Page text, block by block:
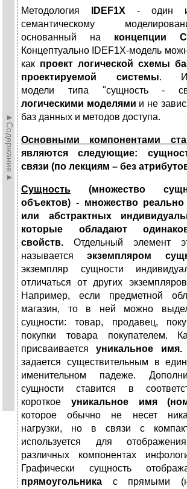
►Содержание►
Методология IDEF1X - один
семантическому
основанный на концепции
Концептуально IDEF1X-модель
как проект логической схемы
проектируемой системы.
модели типа "сущность -
логическими моделями и не
баз данных и методов доступа.
Основными компонентами
являются следующие:
связи (по лекциям – без
Сущность
(множество
объектов) - множество
или абстрактных
которые обладают
свойств. Отдельный элемент
называетсяэкземпляром
экземпляр сущности
отличаться от других
Например, если предметной
магазин, то в ней можно
сущности: товар, продавец,
покупки товара покупателем.
присваиваетсяуникальное
задается существительным в
именительном падеже.
сущности ставится в
короткое уникальное имя
которое обычно не несет
нагрузки, но в связи с
используется для
различных компонентах
Графически сущность
прямоугольника с прямыми